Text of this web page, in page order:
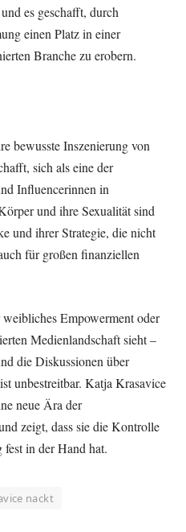
es geschafft, durch
einen Platz in einer
Branche zu erobern.
bewusste Inszenierung von
sich als eine der
Influencerinnen in
und ihre Sexualität sind
und ihrer Strategie, die nicht
für großen finanziellen
Empowerment oder
Medienlandschaft sieht –
die Diskussionen über
unbestreitbar. Katja Krasavice
neue Ära der
zeigt, dass sie die Kontrolle
in der Hand hat.
nackt